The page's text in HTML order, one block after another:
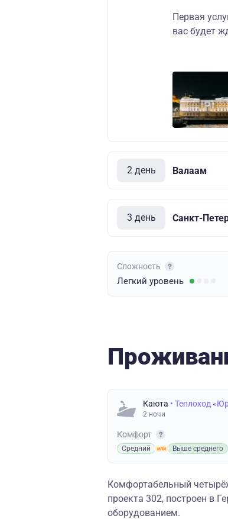
Первая
вас будет
2 день Валаам
3 день Санкт-
Сложность
Легкий уровень
Каюта • Теплоход
2 ночи
Комфорт
Средний Выше среднего
Комфортабельный
проекта 302, построен в
оборудованием.